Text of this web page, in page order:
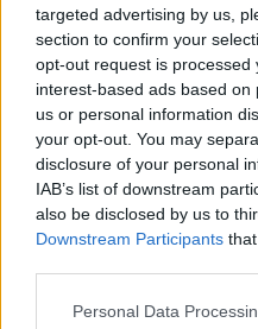
targeted advertising by us,
section to confirm your
opt-out request is processed
interest-based ads based
us or personal information
your opt-out. You may
disclosure of your personal
IAB’s list of downstream
also be disclosed by us to
Downstream Participants
Personal Data
Κίτρινο φόρεμα με πιέτες,
Burchκαι δίχρωμο φόρεμα,
Όταν η θερμοκρασία
σύμμαχος. Ένα λινό φόρεμα
αποπνέει διακριτική
κλασικές εσπαντρίγιες με
look χωρίς να το βαραίνουν,